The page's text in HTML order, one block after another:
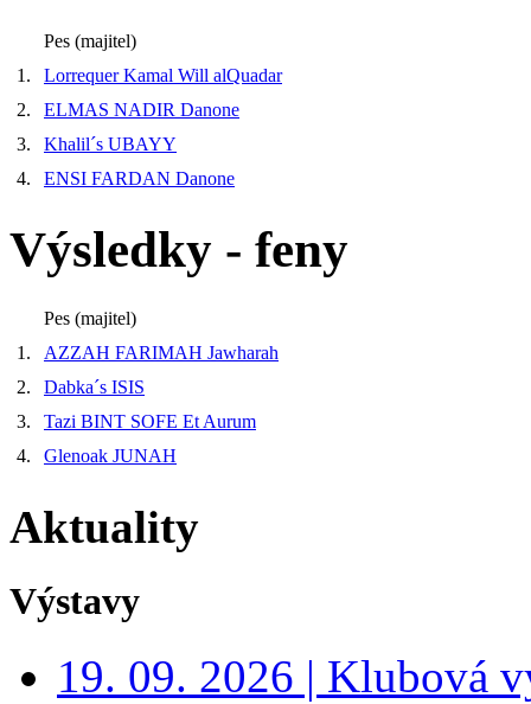
Pes (majitel)
1.
Lorrequer Kamal Will alQuadar
2.
ELMAS NADIR Danone
3.
Khalil´s UBAYY
4.
ENSI FARDAN Danone
Výsledky - feny
Pes (majitel)
1.
AZZAH FARIMAH Jawharah
2.
Dabka´s ISIS
3.
Tazi BINT SOFE Et Aurum
4.
Glenoak JUNAH
Aktuality
Výstavy
19. 09. 2026 | Klubová